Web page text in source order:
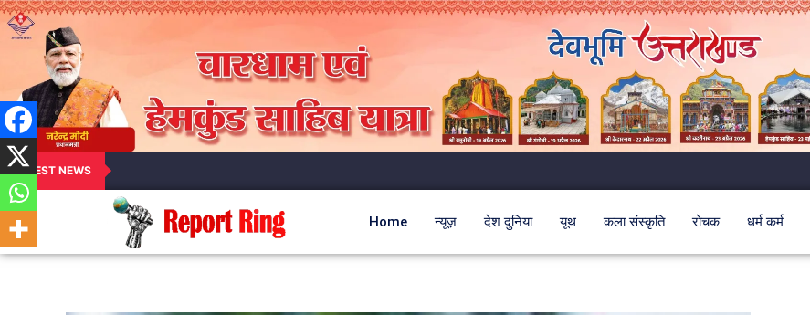
LATEST NEWS
Home न्यूज़ देश दुनिया यूथ कला संस्कृति रोचक धर्म कर्म